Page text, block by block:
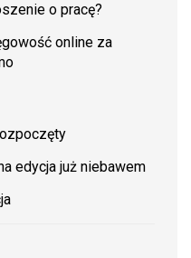
o pracę?
online za
edycja już niebawem